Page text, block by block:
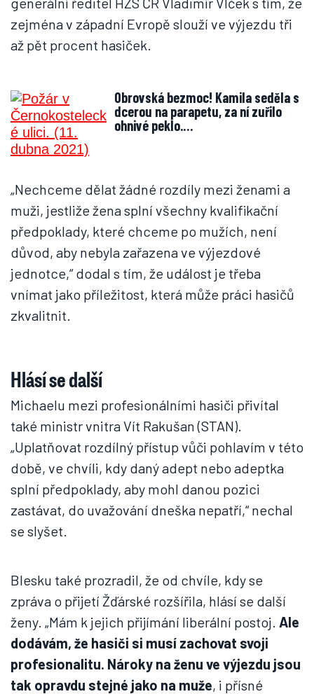
zejména v západní Evropě slouží ve výjezdu tři
až pět procent hasiček.
Obrovská bezmoc! Kamila seděla s
dcerou na parapetu, za ní zuřilo
ohnivé peklo.…
„Nechceme dělat žádné rozdíly mezi ženami a
muži, jestliže žena splní všechny kvalifikační
předpoklady, které chceme po mužích, není
důvod, aby nebyla zařazena ve výjezdové
jednotce,“ dodal s tím, že událost je třeba
vnímat jako příležitost, která může práci hasičů
zkvalitnit.
Hlásí se další
Michaelu mezi profesionálními hasiči přivítal
také ministr vnitra Vít Rakušan (STAN).
„Uplatňovat rozdílný přístup vůči pohlavím v této
době, ve chvíli, kdy daný adept nebo adeptka
splní předpoklady, aby mohl danou pozici
zastávat, do uvažování dneška nepatří,“ nechal
se slyšet.
Blesku také prozradil, že od chvíle, kdy se
zpráva o přijetí Žďárské rozšířila, hlásí se další
ženy. „Mám k jejich přijímání liberální postoj. Ale
dodávám, že hasiči si musí zachovat svoji
profesionalitu. Nároky na ženu ve výjezdu jsou
tak opravdu stejné jako na muže, i přísné